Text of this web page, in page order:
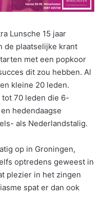
Lunsche 15 jaar
de plaatselijke krant
met een popkoor
dit zou hebben. Al
kleine 20 leden.
70 leden die 6-
hedendaagse
als Nederlandstalig.
op in Groningen,
optredens geweest in
plezier in het zingen
spat er dan ook